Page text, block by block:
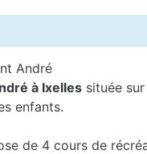
André
à Ixelles située
enfants.
de 4 cours de